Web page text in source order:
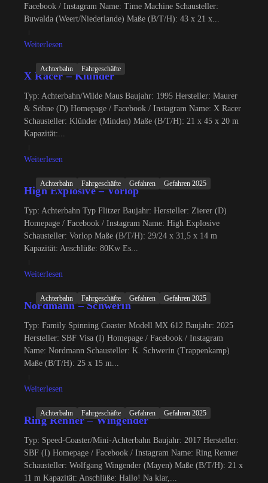
Facebook / Instagram Name: Time Machine Schausteller:
Buwalda (Weert/Niederlande) Maße (B/T/H): 43 x 21 x...
Weiterlesen
Achterbahn Fahrgeschäfte
X Racer – Klünder
Typ: Achterbahn/Wilde Maus Baujahr: 1995 Hersteller: Maurer
& Söhne (D) Homepage / Facebook / Instagram Name: X Racer
Schausteller: Klünder (Minden) Maße (B/T/H): 21 x 45 x 20 m
Kapazität:...
Weiterlesen
Achterbahn Fahrgeschäfte Gefahren Gefahren 2025
High Explosive – Vorlop
Typ: Achterbahn Typ Flitzer Baujahr: Hersteller: Zierer (D)
Homepage / Facebook / Instagram Name: High Explosive
Schausteller: Vorlop Maße (B/T/H): 29/24 x 31,5 x 14 m
Kapazität: Anschlüße: 80Kw Es...
Weiterlesen
Achterbahn Fahrgeschäfte Gefahren Gefahren 2025
Nordmann – Schwerin
Typ: Family Spinning Coaster Modell MX 612 Baujahr: 2025
Hersteller: SBF Visa (I) Homepage / Facebook / Instagram
Name: Nordmann Schausteller: K. Schwerin (Trappenkamp)
Maße (B/T/H): 25 x 15 m...
Weiterlesen
Achterbahn Fahrgeschäfte Gefahren Gefahren 2025
Ring Renner – Wingender
Typ: Speed-Coaster/Mini-Achterbahn Baujahr: 2017 Hersteller:
SBF (I) Homepage / Facebook / Instagram Name: Ring Renner
Schausteller: Wolfgang Wingender (Mayen) Maße (B/T/H): 21 x
11 m Kapazität: Anschlüße: Hallo! Na klar,...